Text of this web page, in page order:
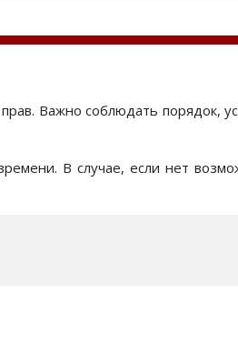
Важно соблюдать порядок,
В случае, если нет